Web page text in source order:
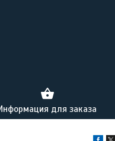
для заказа